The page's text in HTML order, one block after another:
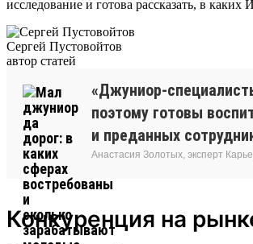
исследование и готова рассказать, в
Сергей Пустовойтов
автор статей
«Джуниор-
поэтому готовы
и преданных
Анастасия Золотых, эксперт
Конкуренция на